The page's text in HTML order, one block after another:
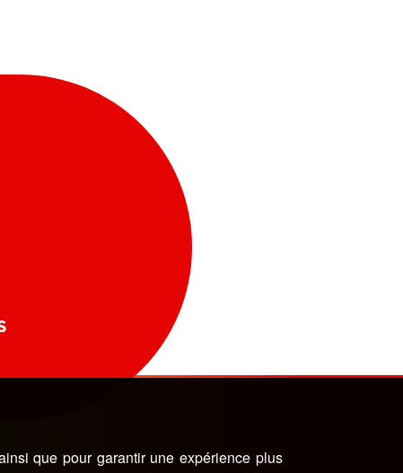
que pour garantir une expérience plus